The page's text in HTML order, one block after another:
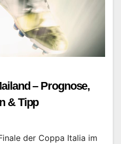
– Prognose,
& Tipp
der Coppa Italia im